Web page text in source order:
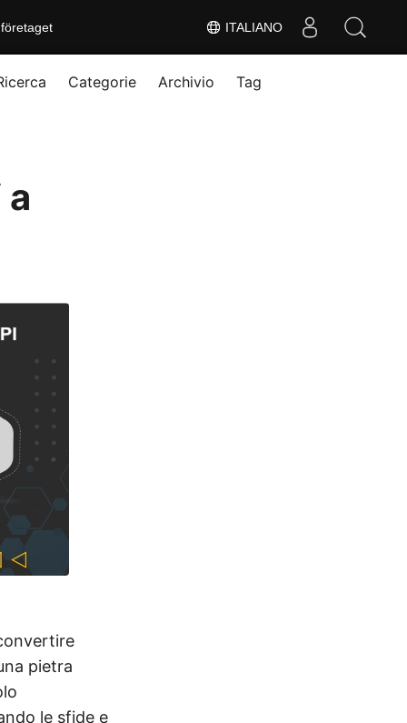
ITALIANO
Categorie Archivio Tag
pietra
le sfide e